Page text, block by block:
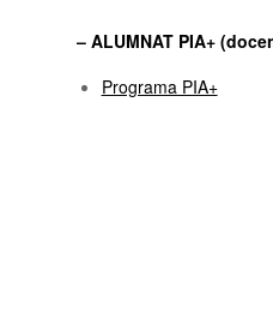
– ALUMNAT PIA+
Programa PIA+